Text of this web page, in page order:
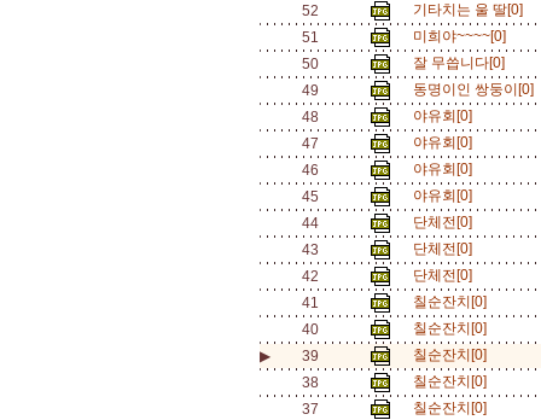
52
기타치는 울 딸[0]
51
미희야~~~~[0]
50
잘 무씁니다[0]
49
동명이인 쌍둥이[0]
48
야유회[0]
47
야유회[0]
46
야유회[0]
45
야유회[0]
44
단체전[0]
43
단체전[0]
42
단체전[0]
41
칠순잔치[0]
40
칠순잔치[0]
▶
39
칠순잔치[0]
38
칠순잔치[0]
37
칠순잔치[0]